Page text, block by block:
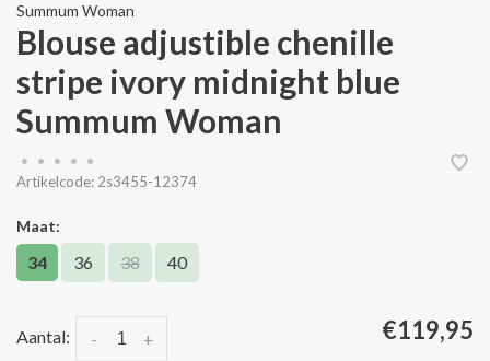
Summum Woman
Blouse adjustible chenille
stripe ivory midnight blue
Summum Woman
• • • •
•
Artikelcode: 2s3455-12374
Maat:
34 36 38 40
Aantal: +
- €119,95